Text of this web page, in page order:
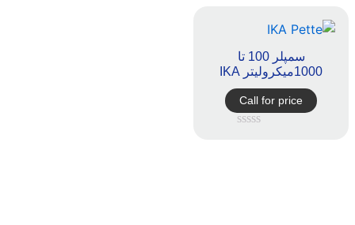
سمپلر 100 تا
1000میکرولیتر IKA
Call for price